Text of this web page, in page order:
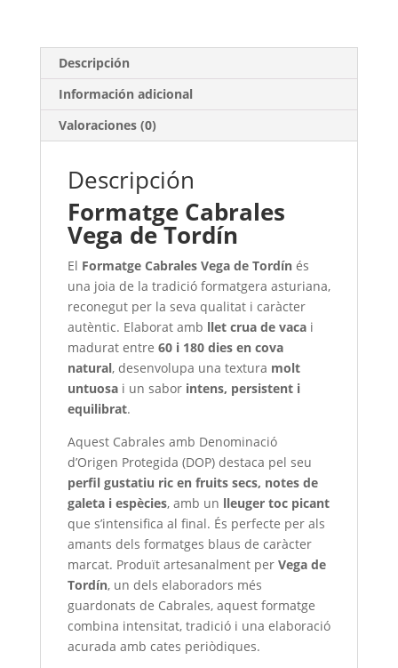
Descripción
Información adicional
Valoraciones (0)
Descripción
Formatge Cabrales
Vega de Tordín
El Formatge Cabrales Vega de Tordínés
una joia de la tradició formatgera asturiana,
reconegut per la seva qualitat i caràcter
autèntic. Elaborat amb llet crua de vacai
madurat entre 60 i 180 dies en cova
natural, desenvolupa una textura molt
untuosai un sabor intens, persistent i
equilibrat.
Aquest Cabrales amb Denominació
d’Origen Protegida (DOP) destaca pel seu
perfil gustatiu ric en fruits secs, notes de
galeta i espècies, amb un lleuger toc picant
que s’intensifica al final. És perfecte per als
amants dels formatges blaus de caràcter
marcat. Produït artesanalment per Vega de
Tordín, un dels elaboradors més
guardonats de Cabrales, aquest formatge
combina intensitat, tradició i una elaboració
acurada amb cates periòdiques.